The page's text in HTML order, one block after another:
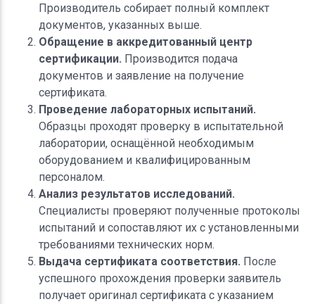
Производитель собирает полный комплект
документов, указанных выше.
Обращение в аккредитованный центр
сертификации. Производится подача
документов и заявление на получение
сертификата.
Проведение лабораторных испытаний.
Образцы проходят проверку в испытательной
лаборатории, оснащённой необходимым
оборудованием и квалифицированным
персоналом.
Анализ результатов исследований.
Специалисты проверяют полученные протоколы
испытаний и сопоставляют их с установленными
требованиями технических норм.
Выдача сертификата соответствия. После
успешного прохождения проверки заявитель
получает оригинал сертификата с указанием